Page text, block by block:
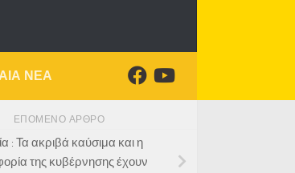
ΝΕΑ
ΕΠΌΜΕΝΟ ΆΡΘΡΟ
: Τα ακριβά καύσιμα και η
της κυβέρνησης έχουν